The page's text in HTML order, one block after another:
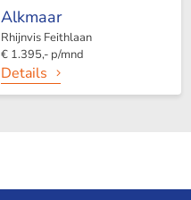
Alkmaar
Rhijnvis Feithlaan
€ 1.395,- p/mnd
Details